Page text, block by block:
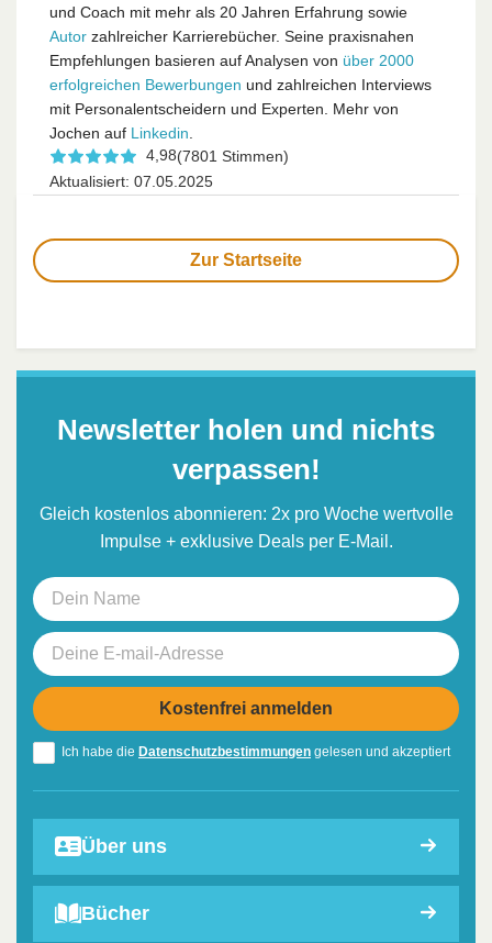
und Coach mit mehr als 20 Jahren Erfahrung sowie
Autor zahlreicher Karrierebücher. Seine praxisnahen
Empfehlungen basieren auf Analysen von über 2000
erfolgreichen Bewerbungen und zahlreichen Interviews
mit Personalentscheidern und Experten. Mehr von
Jochen auf Linkedin
4,98(7801 Stimmen)
Aktualisiert: 07.05.2025
Zur Startseite
Newsletter holen und nichts
verpassen!
Gleich kostenlos abonnieren: 2x pro Woche wertvolle
Impulse + exklusive Deals per E-Mail.
Ich habe die Datenschutzbestimmungen gelesen und akzeptiert
Über uns
Bücher